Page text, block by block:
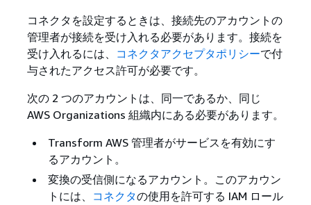
コネクタを設定するときは、接続先のアカウントの
管理者が接続を受け入れる必要があります。接続を
受け入れるには、
コネクタアクセプタポリシーで付
与されたアクセス許可が必要です。
次の 2 つのアカウントは、同一であるか、同じ
AWS Organizations 組織内にある必要があります。
Transform AWS 管理者がサービスを有効にす
るアカウント。
変換の受信側になるアカウント。このアカウン
トには、
コネクタの使用を許可する IAM ロール